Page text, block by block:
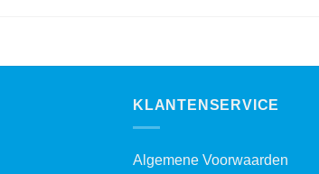
KLANTENSERVICE
Algemene Voorwaarden